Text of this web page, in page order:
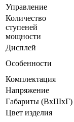
Управление
Количество
ступеней
мощности
Дисплей
Особенности
Комплектация
Напряжение
Габариты (ВхШхГ)
Цвет изделия